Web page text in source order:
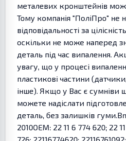
металевих кронштейнів
Тому компанія "ПоліПро" не
відповідальності за
оскільки не може наперед
деталь під час випалення.
увагу, що у процесі
пластикові частини
інше). Якщо у Вас є сумніви
можете надіслати
деталь, без залишків
2010OEM: 22 11 6 774 620; 22